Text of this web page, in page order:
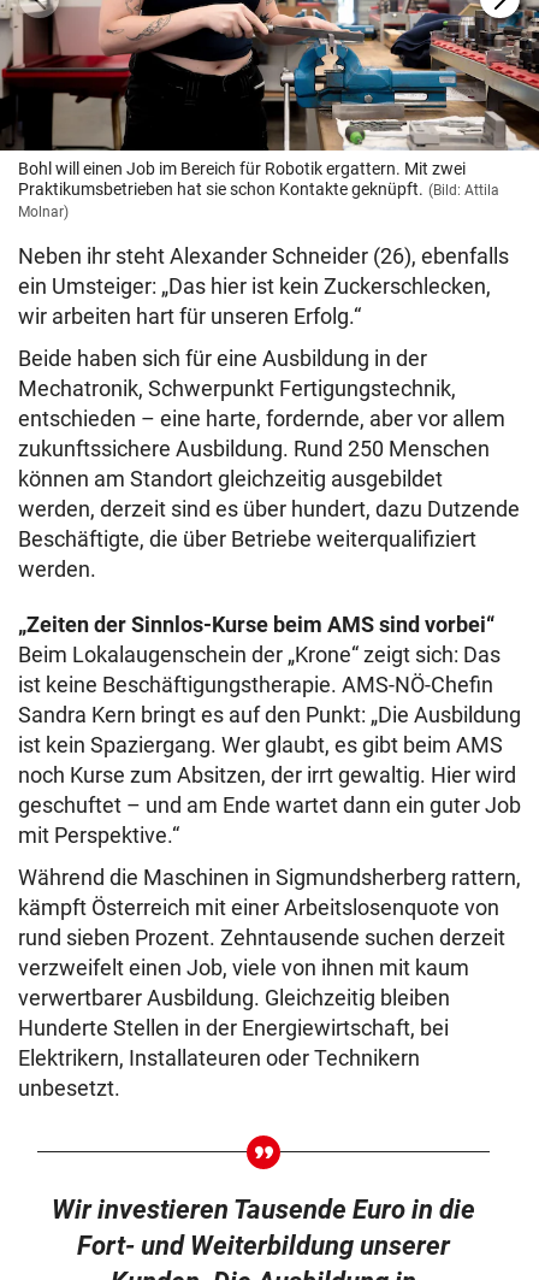
Bohl will einen Job im Bereich für Robotik ergattern. Mit zwei
Praktikumsbetrieben hat sie schon Kontakte geknüpft. (Bild: Attila
Molnar)
Neben ihr steht Alexander Schneider (26), ebenfalls
ein Umsteiger: „Das hier ist kein Zuckerschlecken,
wir arbeiten hart für unseren Erfolg.“
Beide haben sich für eine Ausbildung in der
Mechatronik, Schwerpunkt Fertigungstechnik,
entschieden – eine harte, fordernde, aber vor allem
zukunftssichere Ausbildung. Rund 250 Menschen
können am Standort gleichzeitig ausgebildet
werden, derzeit sind es über hundert, dazu Dutzende
Beschäftigte, die über Betriebe weiterqualifiziert
werden.
„Zeiten der Sinnlos-Kurse beim AMS sind vorbei“
Beim Lokalaugenschein der „Krone“ zeigt sich: Das
ist keine Beschäftigungstherapie. AMS-NÖ-Chefin
Sandra Kern bringt es auf den Punkt: „Die Ausbildung
ist kein Spaziergang. Wer glaubt, es gibt beim AMS
noch Kurse zum Absitzen, der irrt gewaltig. Hier wird
geschuftet – und am Ende wartet dann ein guter Job
mit Perspektive.“
Während die Maschinen in Sigmundsherberg rattern,
kämpft Österreich mit einer Arbeitslosenquote von
rund sieben Prozent. Zehntausende suchen derzeit
verzweifelt einen Job, viele von ihnen mit kaum
verwertbarer Ausbildung. Gleichzeitig bleiben
Hunderte Stellen in der Energiewirtschaft, bei
Elektrikern, Installateuren oder Technikern
unbesetzt.
Wir investieren Tausende Euro in die
Fort- und Weiterbildung unserer